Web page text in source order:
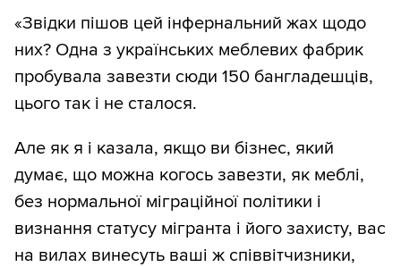
«Звідки пішов цей інфернальний жах щодо
них? Одна з українських меблевих фабрик
пробувала завезти сюди 150 бангладешців,
цього так і не сталося.
Але як я і казала, якщо ви бізнес, який
думає, що можна когось завезти, як меблі,
без нормальної міграційної політики і
визнання статусу мігранта і його захисту, вас
на вилах винесуть ваші ж співвітчизники,